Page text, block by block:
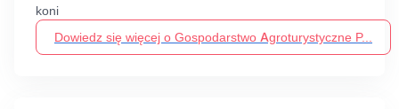
koni
Dowiedz się więcej o Gospodarstwo Agroturystyczne P...